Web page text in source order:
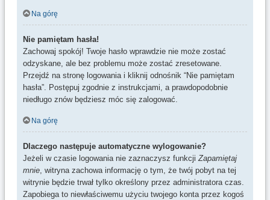
Na górę
Nie pamiętam hasła!
Zachowaj spokój! Twoje hasło wprawdzie nie może zostać
odzyskane, ale bez problemu może zostać zresetowane.
Przejdź na stronę logowania i kliknij odnośnik “Nie pamiętam
hasła”. Postępuj zgodnie z instrukcjami, a prawdopodobnie
niedługo znów będziesz móc się zalogować.
Na górę
Dlaczego następuje automatyczne wylogowanie?
Jeżeli w czasie logowania nie zaznaczysz funkcjiZapamiętaj
mnie, witryna zachowa informację o tym, że twój pobyt na tej
witrynie będzie trwał tylko określony przez administratora czas.
Zapobiega to niewłaściwemu użyciu twojego konta przez kogoś